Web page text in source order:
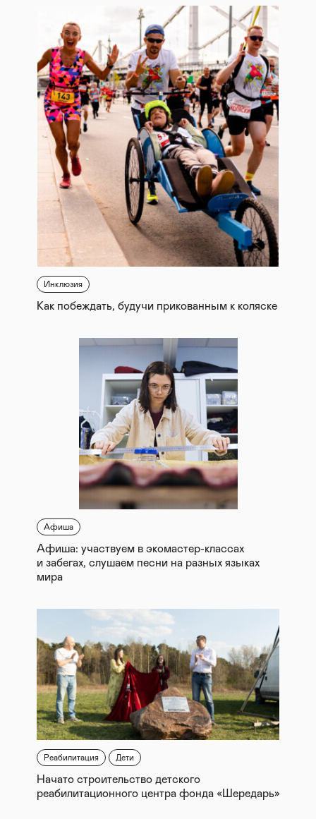
Инклюзия
Как побеждать, будучи прикованным к коляске
Афиша
Афиша: участвуем в экомастер-классах
и забегах, слушаем песни на разных языках
мира
Реабилитация Дети
Начато строительство детского
реабилитационного центра фонда «Шередарь»